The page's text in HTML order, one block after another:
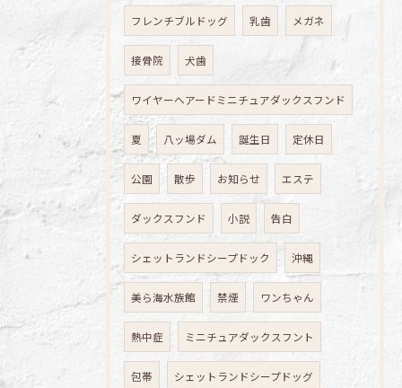
フレンチブルドッグ 乳歯 メガネ
接骨院 犬歯
ワイヤーヘアードミニチュアダックスフンド
夏 八ッ場ダム 誕生日 定休日
公園 散歩 お知らせ エステ
ダックスフンド 小説 告白
シェットランドシープドック 沖縄
美ら海水族館 禁煙 ワンちゃん
熱中症 ミニチュアダックスフント
包帯 シェットランドシープドッグ